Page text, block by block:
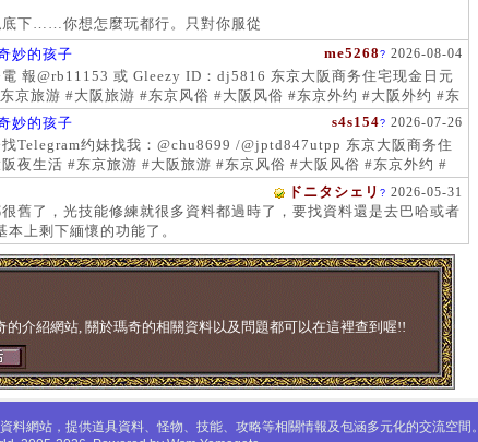
底下……你想怎麼玩都行。只對你服從
me5268 ? 2026-08-04
妙的孩子
報@rb11153 或 Gleezy ID：dj5816 东京大阪商务住宅现金日元
京旅游 #大阪旅游 #东京风俗 #大阪风俗 #东京外约 #大阪外约 #东
门服务新宿风俗 #梅田风俗 #歌舞伎町 #日本女孩 #大阪女孩 #日
日本学生妹
s4s154? 2026-07-26
妙的孩子
Telegram约妹找我：@chu8699 /@jptd847utpp 东京大阪商务住
夜生活 #东京旅游 #大阪旅游 #东京风俗 #大阪风俗 #东京外约 #
服务 #大阪上门服务新宿风俗 #梅田风俗 #歌舞伎町 #心斋桥风俗
孩 #日本萝莉 #大阪萝莉 #日本学生妹
ドニタシェリ ? 2026-05-31
舊了，光技能修練就很多資料都過時了，要找資料還是去巴哈或者
上剩下緬懷的功能了。
的介紹網站, 關於瑪奇的相關資料以及問題都可以在這裡查到喔!!
網站，提供道具資料、怪物、技能、攻略等相關情報及包涵多元化的交流空間。